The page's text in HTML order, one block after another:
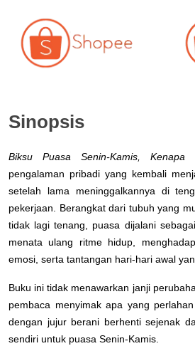
Sinopsis
Biksu Puasa Senin-Kamis, Kenapa
pengalaman pribadi yang kembali
setelah lama meninggalkannya di
pekerjaan. Berangkat dari tubuh yang
tidak lagi tenang, puasa dijalani
menata ulang ritme hidup,
emosi, serta tantangan hari-hari awal
Buku ini tidak menawarkan janji
pembaca menyimak apa yang
dengan jujur berani berhenti sejenak
sendiri untuk puasa Senin-Kamis.